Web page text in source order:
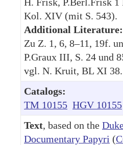
Kol. XIV (mit S. 543).
Additional Literature:
Zu Z. 1, 6, 8–11, 19f.
P.Graux III, S. 24 und
vgl. N. Kruit, BL XI 38.
Catalogs:
TM 10155 HGV 10155
Text, based on the
Documentary Papyri (